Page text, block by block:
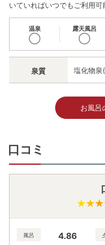
いていればいつでもご利用可
温泉
◯
露天風呂
◯
泉質 塩化物泉(
お風呂
口コミ
風呂 4.86